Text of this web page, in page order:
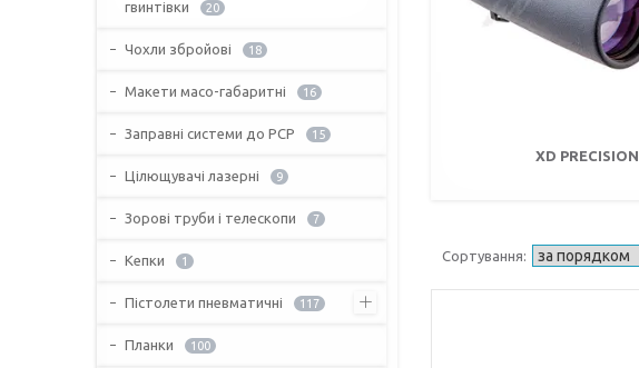
XD PRECISION
гвинтівки
20
Чохли збройові 18
Макети масо-габаритні 16
Заправні системи до PCP 15
Цілющувачі лазерні 9
Зорові труби і телескопи 7
Кепки 1
Пістолети пневматичні 117
Планки 100